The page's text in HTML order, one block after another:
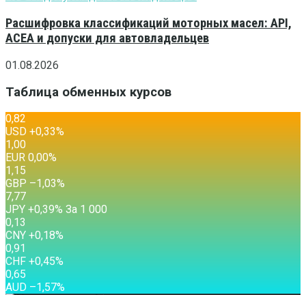
Расшифровка классификаций моторных масел: API,
ACEA и допуски для автовладельцев
01.08.2026
Таблица обменных курсов
0,82
USD +0,33%
1,00
EUR 0,00%
1,15
GBP –1,03%
7,77
JPY +0,39% За 1 000
0,13
CNY +0,18%
0,91
CHF +0,45%
0,65
AUD –1,57%